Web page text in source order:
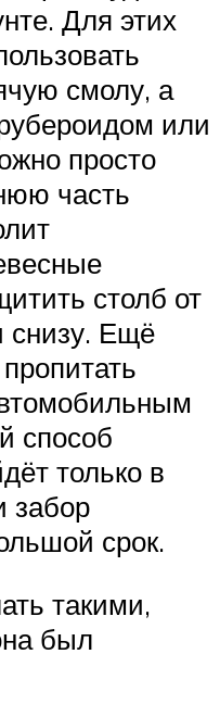
Для этих
смолу, а
или
просто
часть
столб от
снизу. Ещё
способ
только в
забор
срок.
такими,
был